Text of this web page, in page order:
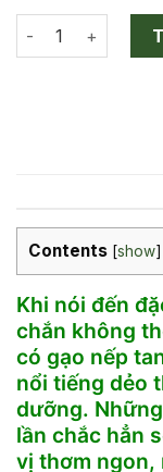
Gạo Nếp Tan Lai
Contents [show]
Khi nói đến
chắn không
có gạo nếp
nổi tiếng dẻo
dưỡng.
lần chắc hẳn
vị thơm ngon,